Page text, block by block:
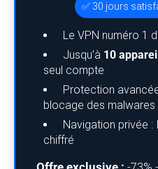
✅ 30 jours
Le VPN numéro 1
Jusqu’à 10
seul compte
Protection
blocage des malwares
Navigation privée
chiffré